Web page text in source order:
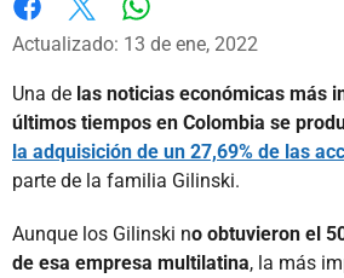
Facebook
X
Actualizado: 13 de ene, 2022
Una de las noticias económicas más
últimos tiempos en Colombia se
la adquisición de un 27,69% de las
parte de la familia Gilinski.
Aunque los Gilinski no obtuvieron el
de esa empresa multilatina, la más